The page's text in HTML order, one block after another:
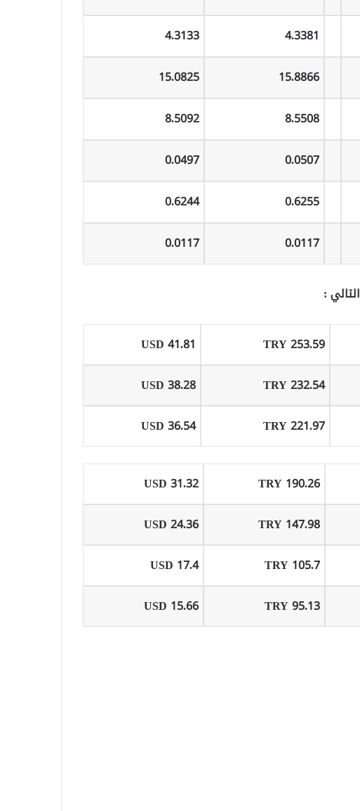
4.3381
4.3133
15.8866
15.0825
8.5508
8.5092
0.0507
0.0497
0.6255
0.6244
0.0117
0.0117
:
253.59 TRY
41.81 USD
232.54 TRY
38.28 USD
221.97 TRY
36.54 USD
190.26 TRY
31.32 USD
147.98 TRY
24.36 USD
105.7 TRY
17.4 USD
95.13 TRY
15.66 USD